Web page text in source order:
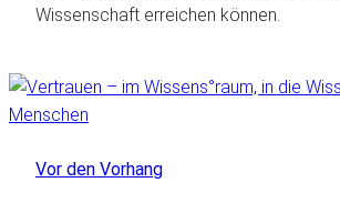
Wissenschaft erreichen können.
Vor den Vorhang